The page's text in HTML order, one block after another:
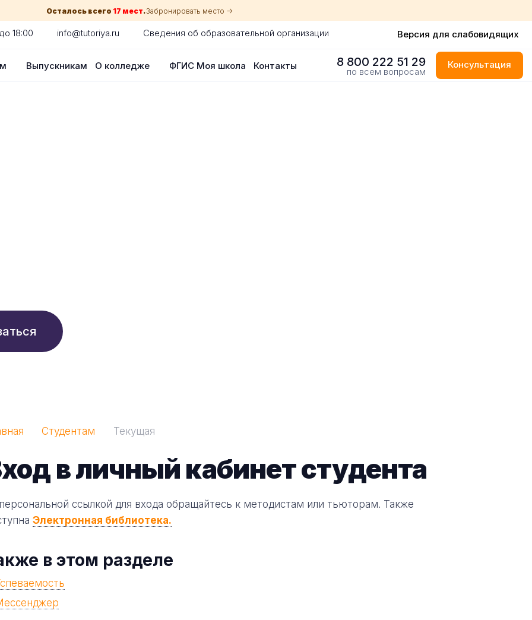
Осталось всего 17 мест.Забронировать место ->
18:00 info@tutoriya.ru Сведения об образовательной организации Версия для слабовидящих
Выпускникам О колледже ФГИС Моя школа Контакты 8 800 222 51 29
по всем вопросам
Консультация
Студентам Текущая
в личный кабинет студента
ссылкой для входа обращайтесь к методистам или тьюторам. Также
Электронная библиотека.
в этом разделе